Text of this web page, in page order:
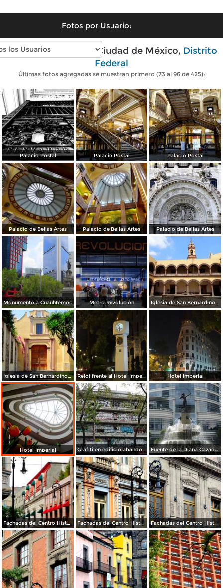
Fotos por Usuario:
Fotos modernas de Ciudad de México, Distrito
Federal
Últimas fotos agregadas se muestran primero (73 al 96 de 425):
Palacio Postal Palacio Postal Palacio Postal
Palacio de Bellas Artes Palacio de Bellas Artes Palacio de Bellas Artes
Monumento a Cuauhtémoc Metro Revolución Iglesia de San Bernardino de Siena, en Xochimilco
Iglesia de San Bernardino de Siena, en Xochimilco Reloj frente al Hotel Imperial Hotel Imperial
Hotel Imperial Grafiti en edificio abandonado Fuente de la Diana Cazadora
Fachadas del Centro Histórico de la Ciudad de México Fachadas del Centro Histórico de la Ciudad de México Fachadas del Centro Histórico de la Ciudad de México